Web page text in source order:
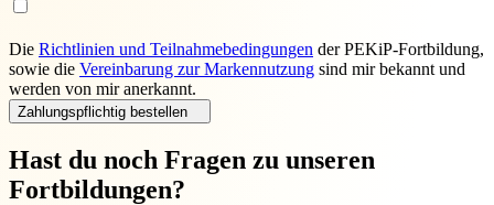
Die Richtlinien und Teilnahmebedingungen der PEKiP-Fortbildung,
sowie die Vereinbarung zur Markennutzung sind mir bekannt und
werden von mir anerkannt.
Zahlungspflichtig bestellen
Hast du noch Fragen zu unseren
Fortbildungen?